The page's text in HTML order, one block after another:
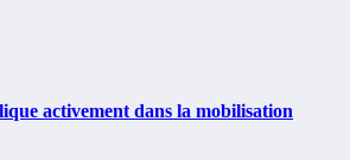
activement dans la mobilisation